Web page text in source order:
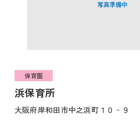
浜保育所
保育園
大阪府岸和田市中之浜町１０‐９